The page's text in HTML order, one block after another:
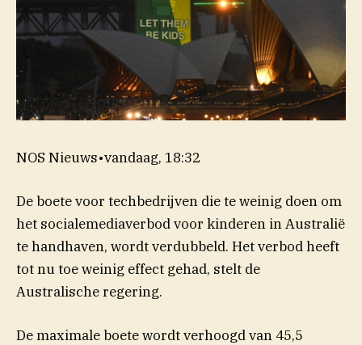
NOS Nieuws•vandaag, 18:32
De boete voor techbedrijven diete weinig doen om
het socialemediaverbod voor kinderen in Australië
te handhaven, wordt verdubbeld. Het verbod heeft
tot nu toe weinig effect gehad, stelt de
Australische regering.
De maximale boete wordt verhoogd van 45,5